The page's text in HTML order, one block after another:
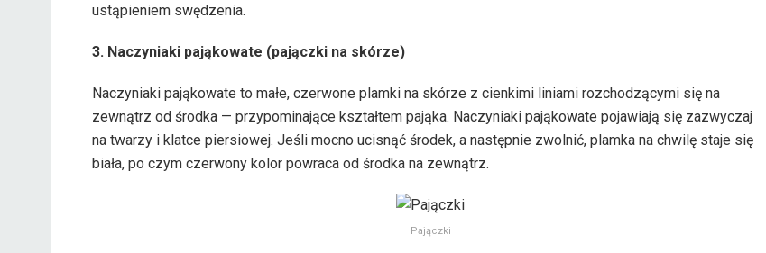
ustąpieniem swędzenia.
3. Naczyniaki pająkowate (pajączki na skórze)
Naczyniaki pająkowate to małe, czerwone plamki na skórze z cienkimi liniami rozchodzącymi się na
zewnątrz od środka — przypominające kształtem pająka. Naczyniaki pająkowate pojawiają się zazwyczaj
na twarzy i klatce piersiowej. Jeśli mocno ucisnąć środek, a następnie zwolnić, plamka na chwilę staje się
biała, po czym czerwony kolor powraca od środka na zewnątrz.
Pajączki